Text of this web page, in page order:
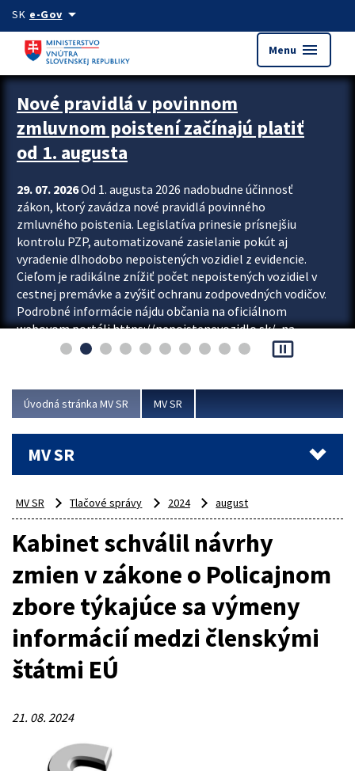
Preskocit na hlavný obsah
SK e-Govarrow_drop_down
Menu menu
Zastavit automatický posun upútavok
Nové pravidlá v povinnom
zmluvnom poistení začínajú platiť
od 1. augusta
29. 07. 2026Od 1. augusta 2026 nadobudne účinnosť
zákon, ktorý zavádza nové pravidlá povinného
zmluvného poistenia. Legislatíva prinesie prísnejšiu
kontrolu PZP, automatizované zasielanie pokút aj
vyradenie dlhodobo nepoistených vozidiel z evidencie.
Cieľom je radikálne znížiť počet nepoistených vozidiel v
cestnej premávke a zvýšiť ochranu zodpovedných vodičov.
Podrobné informácie nájdu občania na oficiálnom
webovom portáli https://nepoistenevozidlo.sk/, na
ktorom od augusta pribudne aj možnosť overiť si...
pause_presentation
Úvodná stránka MV SR MV SR
MV SR
MV SR Tlačové správy 2024 august
Kabinet schválil návrhy
zmien v zákone o Policajnom
zbore týkajúce sa výmeny
informácií medzi členskými
štátmi EÚ
21. 08. 2024